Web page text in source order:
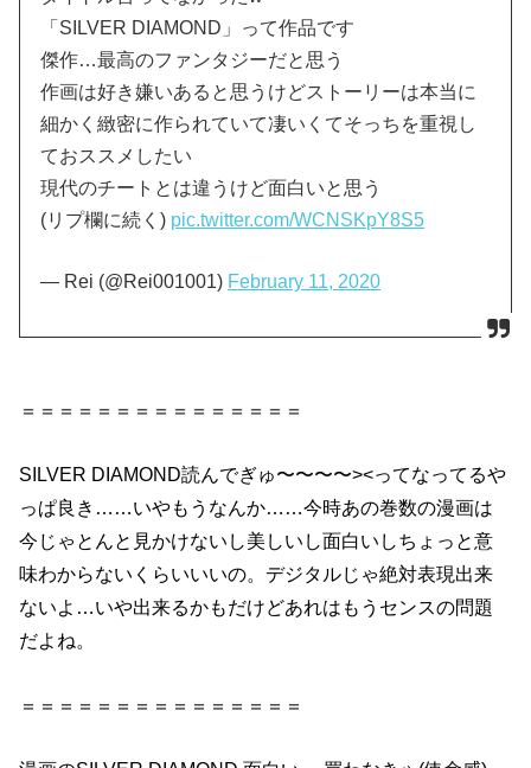
「SILVER DIAMOND」って作品です
傑作…最高のファンタジーだと思う
作画は好き嫌いあると思うけどストーリーは本当に
細かく緻密に作られていて凄いくてそっちを重視し
ておススメしたい
現代のチートとは違うけど面白いと思う
(リプ欄に続く) pic.twitter.com/WCNSKpY8S5
— Rei (@Rei001001) February 11, 2020
＝＝＝＝＝＝＝＝＝＝＝＝＝＝＝
SILVER DIAMOND読んでぎゅ〜〜〜〜><ってなってるや
っぱ良き……いやもうなんか……今時あの巻数の漫画は
今じゃとんと見かけないし美しいし面白い しちょっと意
味わからないくらいいいの。デジタルじゃ絶対表現出来
ないよ…いや出来るかもだけどあれはもうセンスの問題
だよね。
＝＝＝＝＝＝＝＝＝＝＝＝＝＝＝